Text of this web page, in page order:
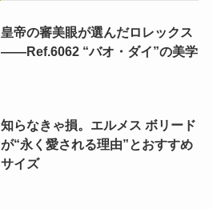
皇帝の審美眼が選んだロレックス
――Ref.6062 “バオ・ダイ”の美学
知らなきゃ損。エルメス ボリード
が“永く愛される理由”とおすすめ
サイズ